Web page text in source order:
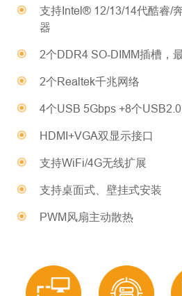
支持Intel® 12/13/14代酷睿/
器
2个DDR4 SO-DIMM插槽，
2个Realtek千兆网络
4个USB 5Gbps +8个
HDMI+VGA双显示接口
支持WiFi/4G无线扩展
支持桌面式、壁挂式安装
PWM风扇主动散热